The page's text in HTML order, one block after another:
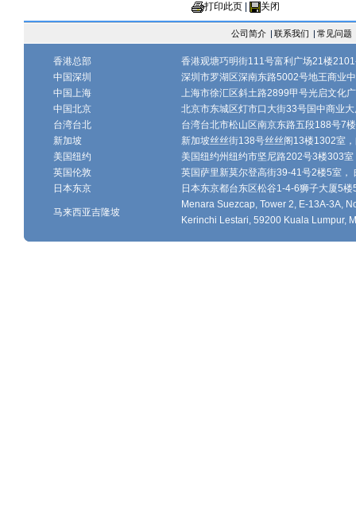
打印此页 关闭
公司简介 | 联系我们 | 常见问题
香港总部
香港观塘巧明街111号富利广场21楼
中国深圳
深圳市罗湖区深南东路5002号地王商业
中国上海
上海市徐汇区斜土路2899甲号光启文化
中国北京
北京市东城区灯市口大街33号国中商业
台湾台北
台湾台北市松山区南京东路五段188号7
新加坡
新加坡丝丝街138号丝丝阁13楼1302室
美国纽约
美国纽约州纽约市坚尼路202号3楼303
英国伦敦
英国萨里新莫尔登高街39-41号2楼5室，
日本东京
日本东京都台东区松谷1-4-6狮子大厦5
马来西亚吉隆坡
Menara Suezcap, Tower 2, E-13A-3A,
Kerinchi Lestari, 59200 Kuala Lumpur,